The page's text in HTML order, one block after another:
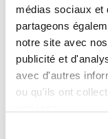
médias sociaux et
partageons
notre site avec
publicité et
avec d'autres
ou qu'ils ont